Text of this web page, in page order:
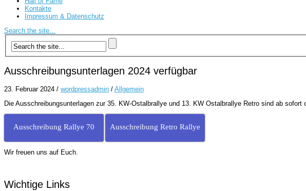
Kontakte
Impressum & Datenschutz
Search the site...
Ausschreibungsunterlagen 2024 verfügbar
23. Februar 2024 / wordpressadmin / Allgemein
Die Ausschreibungsunterlagen zur 35. KW-Ostalbrallye und 13. KW Ostalbrallye Retro sind ab sofort
Ausschreibung Rallye 70 Ausschreibung Retro Rallye
Wir freuen uns auf Euch.
Wichtige Links